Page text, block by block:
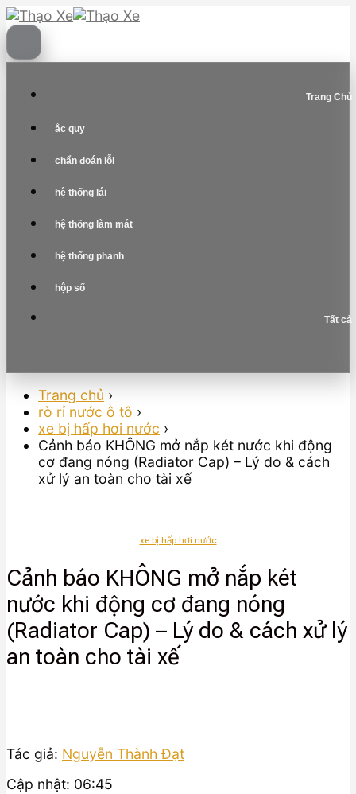
Skip
to
content
Trang Chủ
ắc quy
chẩn đoán lỗi
hệ thống lái
hệ thống làm mát
hệ thống phanh
hộp số
Tất cả
Trang chủ ›
rò rỉ nước ô tô ›
xe bị hấp hơi nước ›
Cảnh báo KHÔNG mở nắp két nước khi động
cơ đang nóng (Radiator Cap) – Lý do & cách
xử lý an toàn cho tài xế
xe bị hấp hơi nước
Cảnh báo KHÔNG mở nắp két
nước khi động cơ đang nóng
(Radiator Cap) – Lý do & cách xử lý
an toàn cho tài xế
Tác giả: Nguyễn Thành Đạt
Cập nhật: 06:45